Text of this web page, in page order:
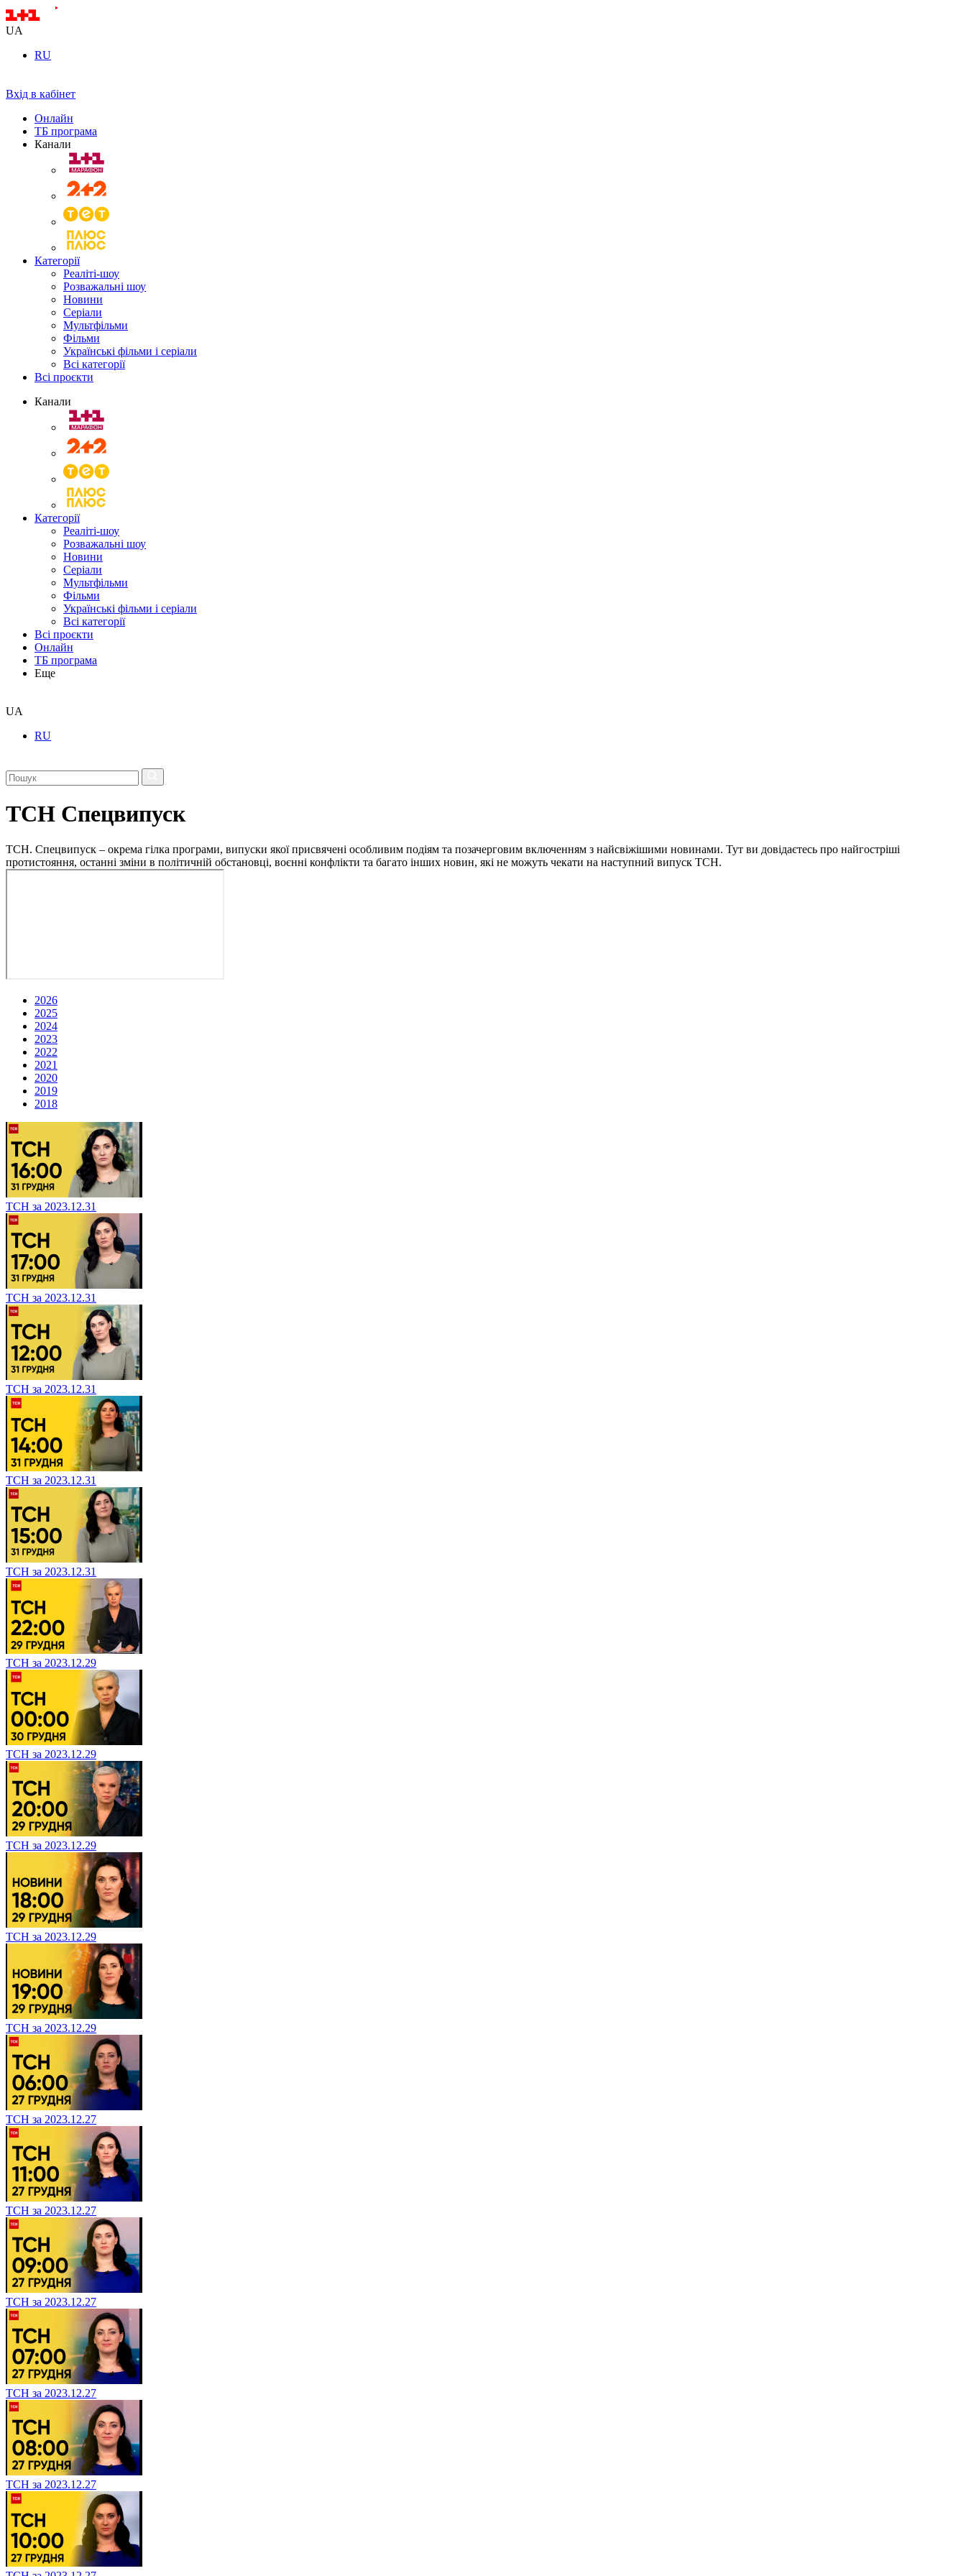
UA
RU
Вхід в кабінет
Онлайн
ТБ програма
Канали
Категорії
Реаліті-шоу
Розважальні шоу
Новини
Серіали
Мультфільми
Фільми
Українські фільми і серіали
Всі категорії
Всі проєкти
Канали
Категорії
Реаліті-шоу
Розважальні шоу
Новини
Серіали
Мультфільми
Фільми
Українські фільми і серіали
Всі категорії
Всі проєкти
Онлайн
ТБ програма
Еще
UA
RU
ТСН Спецвипуск
ТСН. Спецвипуск – окрема гілка програми, випуски якої присвячені особливим подіям та позачерговим включенням з найсвіжішими новинами. Тут ви довідаєтесь про найгостріші
протистояння, останні зміни в політичній обстановці, воєнні конфлікти та багато інших новин, які не можуть чекати на наступний випуск ТСН.
2026
2025
2024
2023
2022
2021
2020
2019
2018
ТСН за 2023.12.31
ТСН за 2023.12.31
ТСН за 2023.12.31
ТСН за 2023.12.31
ТСН за 2023.12.31
ТСН за 2023.12.29
ТСН за 2023.12.29
ТСН за 2023.12.29
ТСН за 2023.12.29
ТСН за 2023.12.29
ТСН за 2023.12.27
ТСН за 2023.12.27
ТСН за 2023.12.27
ТСН за 2023.12.27
ТСН за 2023.12.27